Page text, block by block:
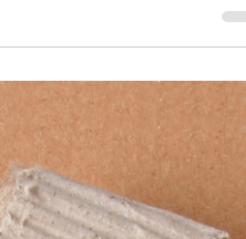
일하고 새벽에 귀가하는 청년들
면 주기를 유지할 수 없으며,
부족과 수면의 질 저하를 초
수면은 집중력 감소, 스트레스
안정성을 야기하여 악순환을 만
국알바 청년층 아르바이트의 가
용 중 하나는 신체적, 정신적
화다. 하루 평균 4-6시간의 노
병행하는 과정에서 청년들은 극